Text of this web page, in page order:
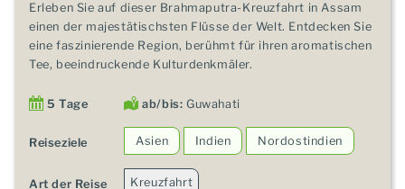
Erleben Sie auf dieser Brahmaputra-Kreuzfahrt in Assam
einen der majestätischsten Flüsse der Welt. Entdecken Sie
eine faszinierende Region, berühmt für ihren aromatischen
Tee, beeindruckende Kulturdenkmäler.
5 Tage ab/bis: Guwahati
Reiseziele Asien Indien Nordostindien
Art der Reise Kreuzfahrt